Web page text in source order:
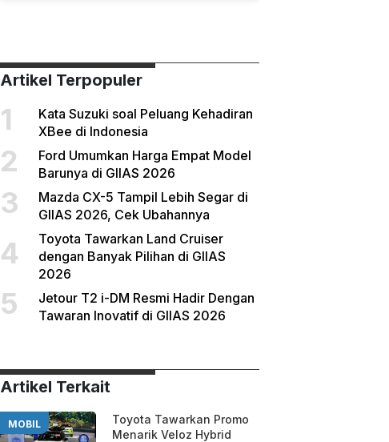
Artikel Terpopuler
1
Kata Suzuki soal Peluang Kehadiran
XBee di Indonesia
2
Ford Umumkan Harga Empat Model
Barunya di GIIAS 2026
3
Mazda CX-5 Tampil Lebih Segar di
GIIAS 2026, Cek Ubahannya
4
Toyota Tawarkan Land Cruiser
dengan Banyak Pilihan di GIIAS
2026
5
Jetour T2 i-DM Resmi Hadir Dengan
Tawaran Inovatif di GIIAS 2026
Artikel Terkait
MOBIL
Toyota Tawarkan Promo
Menarik Veloz Hybrid